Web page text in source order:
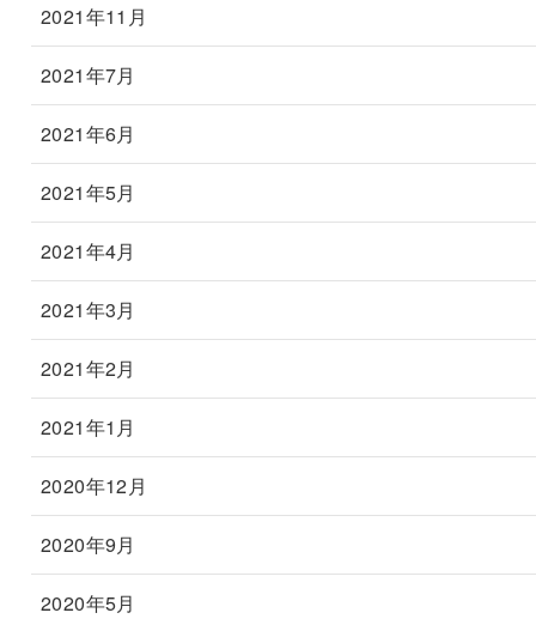
2021年11月
2021年7月
2021年6月
2021年5月
2021年4月
2021年3月
2021年2月
2021年1月
2020年12月
2020年9月
2020年5月